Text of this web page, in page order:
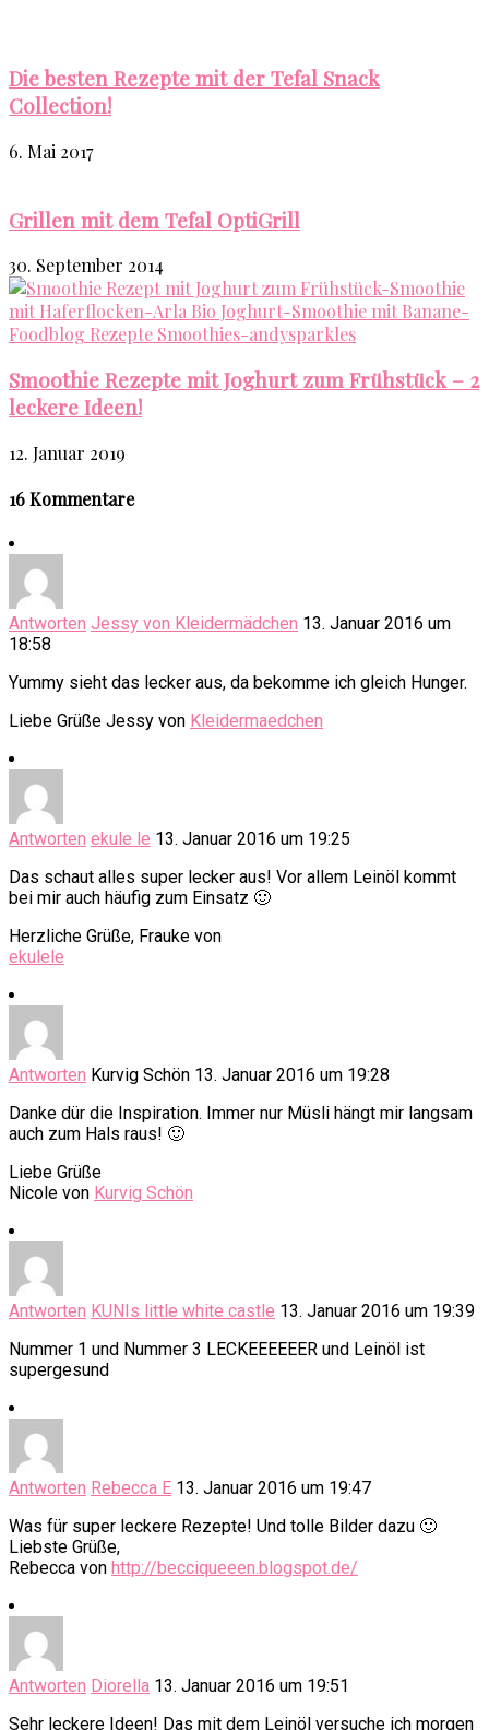
Die besten Rezepte mit der Tefal Snack
Collection!
6. Mai 2017
Grillen mit dem Tefal OptiGrill
30. September 2014
Smoothie Rezepte mit Joghurt zum Frühstück – 2
leckere Ideen!
12. Januar 2019
16 Kommentare
Antworten Jessy von Kleidermädchen 13. Januar 2016 um
18:58
Yummy sieht das lecker aus, da bekomme ich gleich Hunger.
Liebe Grüße Jessy von Kleidermaedchen
Antworten ekule le 13. Januar 2016 um 19:25
Das schaut alles super lecker aus! Vor allem Leinöl kommt
bei mir auch häufig zum Einsatz 🙂
Herzliche Grüße, Frauke von
ekulele
Antworten Kurvig Schön 13. Januar 2016 um 19:28
Danke dür die Inspiration. Immer nur Müsli hängt mir langsam
auch zum Hals raus! 🙂
Liebe Grüße
Nicole von Kurvig Schön
Antworten KUNIs little white castle 13. Januar 2016 um 19:39
Nummer 1 und Nummer 3 LECKEEEEEER und Leinöl ist
supergesund
Antworten Rebecca E 13. Januar 2016 um 19:47
Was für super leckere Rezepte! Und tolle Bilder dazu 🙂
Liebste Grüße,
Rebecca von http://becciqueeen.blogspot.de/
Antworten Diorella 13. Januar 2016 um 19:51
Sehr leckere Ideen! Das mit dem Leinöl versuche ich morgen